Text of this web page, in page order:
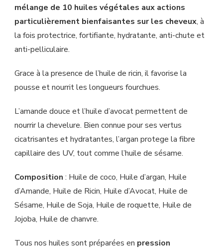
mélange de 10 huiles végétales aux actions
particulièrement bienfaisantes sur les cheveux, à
la fois protectrice, fortifiante, hydratante, anti-chute et
anti-pelliculaire.
Grace à la presence de l’huile de ricin, il favorise la
pousse et nourrit les longueurs fourchues.
L’amande douce et l’huile d’avocat permettent de
nourrir la chevelure. Bien connue pour ses vertus
cicatrisantes et hydratantes, l’argan protege la fibre
capillaire des UV, tout comme l’huile de sésame.
Composition : Huile de coco, Huile d’argan, Huile
d’Amande, Huile de Ricin, Huile d’Avocat, Huile de
Sésame, Huile de Soja, Huile de roquette, Huile de
Jojoba, Huile de chanvre.
Tous nos huiles sont préparées en pression